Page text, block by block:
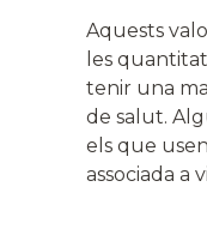
Aquests
les
tenir una
de salut.
els que
associada a